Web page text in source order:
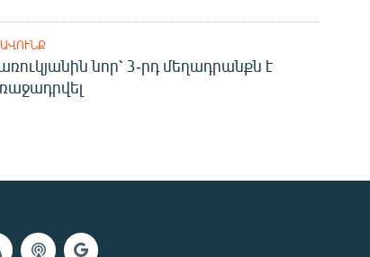
նոր՝ 3-րդ մեղադրանքն է